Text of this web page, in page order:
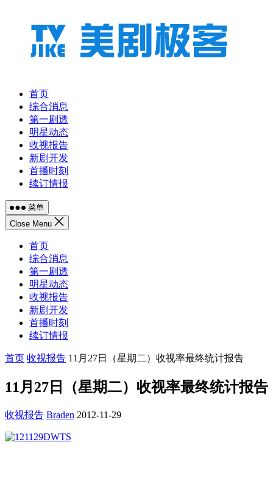
首页
综合消息
第一剧透
明星动态
收视报告
新剧开发
首播时刻
续订情报
菜单
Close Menu
首页
综合消息
第一剧透
明星动态
收视报告
新剧开发
首播时刻
续订情报
首页 收视报告 11月27日（星期二）收视率最终统计报告
11月27日（星期二）收视率最终统计报告
收视报告 Braden 2012-11-29